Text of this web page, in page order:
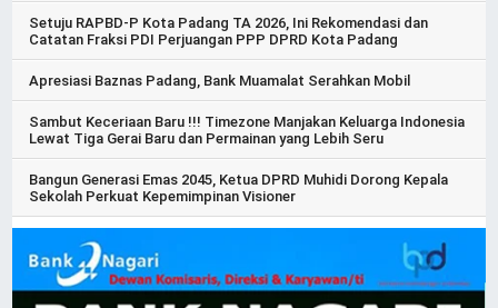
Setuju RAPBD-P Kota Padang TA 2026, Ini Rekomendasi dan
Catatan Fraksi PDI Perjuangan PPP DPRD Kota Padang
Apresiasi Baznas Padang, Bank Muamalat Serahkan Mobil
Sambut Keceriaan Baru !!! Timezone Manjakan Keluarga Indonesia
Lewat Tiga Gerai Baru dan Permainan yang Lebih Seru
Bangun Generasi Emas 2045, Ketua DPRD Muhidi Dorong Kepala
Sekolah Perkuat Kepemimpinan Visioner